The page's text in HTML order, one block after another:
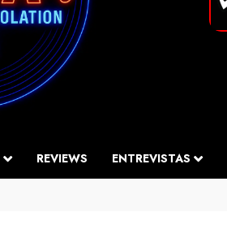
REVIEWS ENTREVISTAS